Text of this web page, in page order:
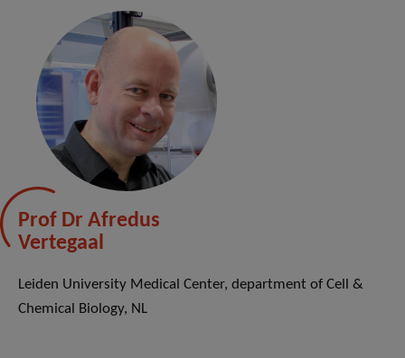
Prof Dr Afredus
Vertegaal
Leiden University Medical Center, department of Cell &
Chemical Biology, NL